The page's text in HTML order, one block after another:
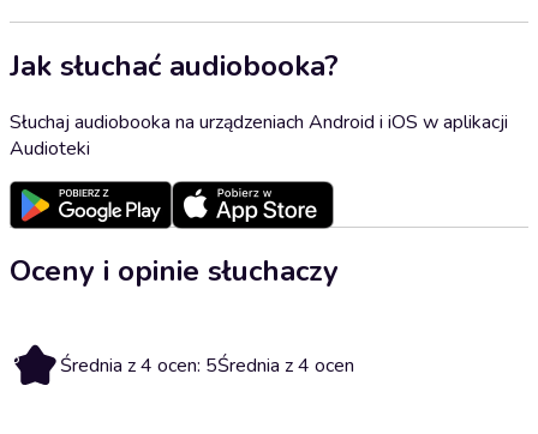
Jak słuchać audiobooka?
Słuchaj audiobooka na urządzeniach Android i iOS w aplikacji
Audioteki
Oceny i opinie słuchaczy
5 Średnia z 4 ocen: 5Średnia z 4 ocen